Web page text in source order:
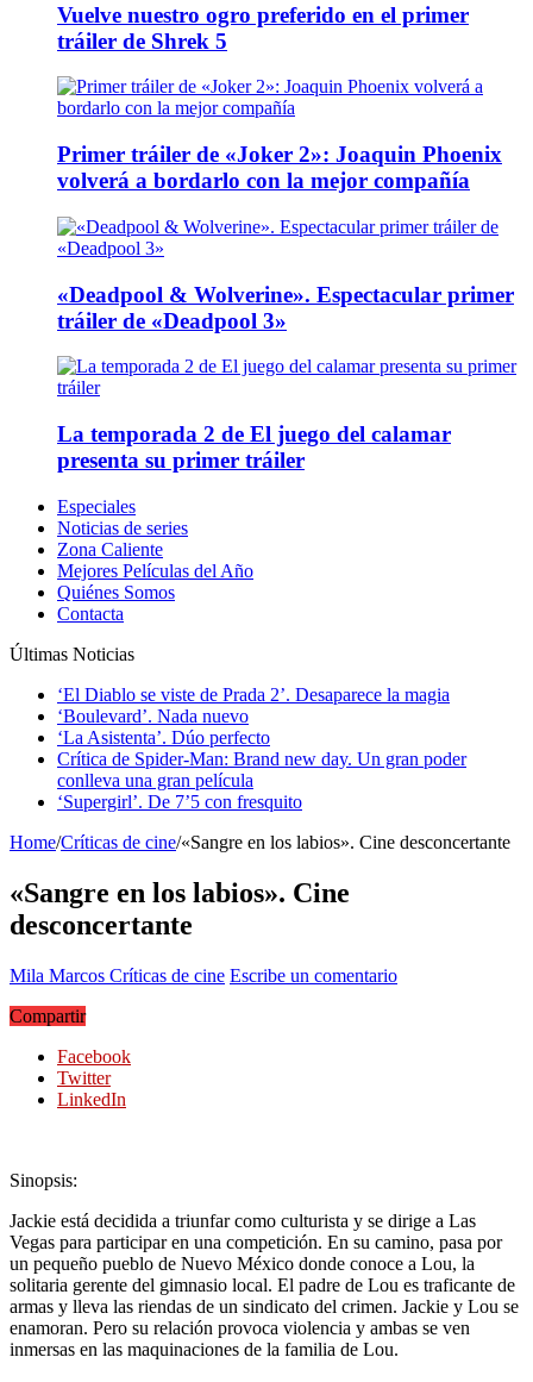
Vuelve nuestro ogro preferido en el primer
tráiler de Shrek 5
Primer tráiler de «Joker 2»: Joaquin Phoenix
volverá a bordarlo con la mejor compañía
«Deadpool & Wolverine». Espectacular primer
tráiler de «Deadpool 3»
La temporada 2 de El juego del calamar
presenta su primer tráiler
Especiales
Noticias de series
Zona Caliente
Mejores Películas del Año
Quiénes Somos
Contacta
Últimas Noticias
‘El Diablo se viste de Prada 2’. Desaparece la magia
‘Boulevard’. Nada nuevo
‘La Asistenta’. Dúo perfecto
Crítica de Spider-Man: Brand new day. Un gran poder
conlleva una gran película
‘Supergirl’. De 7’5 con fresquito
Home/Críticas de cine/«Sangre en los labios». Cine desconcertante
«Sangre en los labios». Cine
desconcertante
Mila Marcos Críticas de cine Escribe un comentario
Compartir
Facebook
Twitter
LinkedIn
Sinopsis:
Jackie está decidida a triunfar como culturista y se dirige a Las
Vegas para participar en una competición. En su camino, pasa por
un pequeño pueblo de Nuevo México donde conoce a Lou, la
solitaria gerente del gimnasio local. El padre de Lou es traficante de
armas y lleva las riendas de un sindicato del crimen. Jackie y Lou se
enamoran. Pero su relación provoca violencia y ambas se ven
inmersas en las maquinaciones de la familia de Lou.